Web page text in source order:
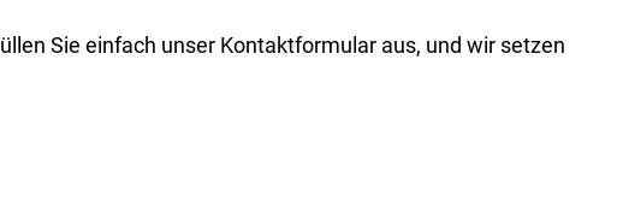
Sie einfach unser Kontaktformular aus, und wir setzen